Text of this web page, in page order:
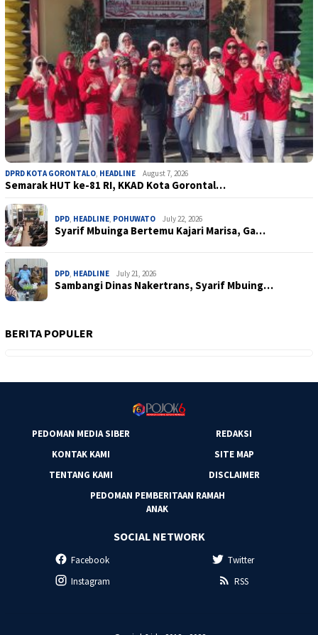
DPRD KOTA GORONTALO, HEADLINE August 7, 2026
Semarak HUT ke-81 RI, KKAD Kota Gorontal…
DPD, HEADLINE, POHUWATO July 22, 2026
Syarif Mbuinga Bertemu Kajari Marisa, Ga…
DPD, HEADLINE July 21, 2026
Sambangi Dinas Nakertrans, Syarif Mbuing…
BERITA POPULER
PEDOMAN MEDIA SIBER
REDAKSI
KONTAK KAMI
SITE MAP
TENTANG KAMI
DISCLAIMER
PEDOMAN PEMBERITAAN RAMAH
ANAK
SOCIAL NETWORK
Facebook
Twitter
Instagram
RSS